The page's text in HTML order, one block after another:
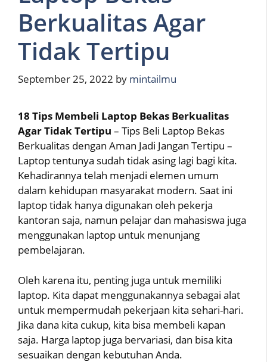
Berkualitas Agar
Tidak Tertipu
September 25, 2022 by mintailmu
18 Tips Membeli Laptop Bekas Berkualitas
Agar Tidak Tertipu – Tips Beli Laptop Bekas
Berkualitas dengan Aman Jadi Jangan Tertipu –
Laptop tentunya sudah tidak asing lagi bagi kita.
Kehadirannya telah menjadi elemen umum
dalam kehidupan masyarakat modern. Saat ini
laptop tidak hanya digunakan oleh pekerja
kantoran saja, namun pelajar dan mahasiswa juga
menggunakan laptop untuk menunjang
pembelajaran.
Oleh karena itu, penting juga untuk memiliki
laptop. Kita dapat menggunakannya sebagai alat
untuk mempermudah pekerjaan kita sehari-hari.
Jika dana kita cukup, kita bisa membeli kapan
saja. Harga laptop juga bervariasi, dan bisa kita
sesuaikan dengan kebutuhan Anda.